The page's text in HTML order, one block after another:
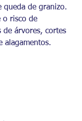
queda de granizo.
o risco de
de árvores, cortes
alagamentos.